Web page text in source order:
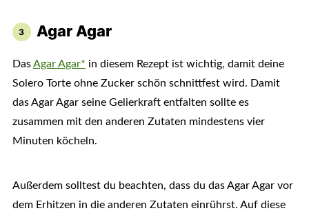
Agar Agar
DasAgar Agar* in diesem Rezept ist wichtig, damit deine
Solero Torte ohne Zucker schön schnittfest wird. Damit
das Agar Agar seine Gelierkraft entfalten sollte es
zusammen mit den anderen Zutaten mindestens vier
Minuten köcheln.
Außerdem solltest du beachten, dass du das Agar Agar vor
dem Erhitzen in die anderen Zutaten einrührst. Auf diese